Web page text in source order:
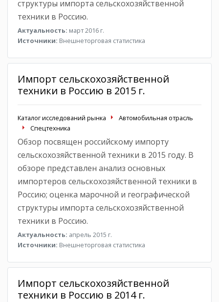
структуры импорта сельскохозяйственной
техники в Россию.
Актуальность: март 2016 г.
Источники: Внешнеторговая статистика
Импорт сельскохозяйственной
техники в Россию в 2015 г.
Каталог исследований рынка
Автомобильная отрасль
Спецтехника
Обзор посвящен российскому импорту
сельскохозяйственной техники в 2015 году. В
обзоре представлен анализ основных
импортеров сельскохозяйственной техники в
Россию; оценка марочной и географической
структуры импорта сельскохозяйственной
техники в Россию.
Актуальность: апрель 2015 г.
Источники: Внешнеторговая статистика
Импорт сельскохозяйственной
техники в Россию в 2014 г.